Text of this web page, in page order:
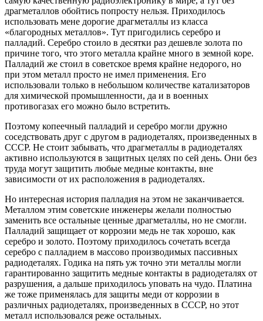
драгметаллов обойтись попросту нельзя. Приходилось
использовать мене дорогие драгметаллы из класса
«благородных металлов». Тут пригодились серебро и
палладий. Серебро стоило в десятки раз дешевле золота по
причине того, что этого металла крайне много в земной коре.
Палладий же стоил в советское время крайне недорого, но
при этом металл просто не имел применения. Его
использовали только в небольшом количестве катализаторов
для химической промышленности, да и в военных
противогазах его можно было встретить.
Поэтому копеечный палладий и серебро могли дружно
соседствовать друг с другом в радиодеталях, произведенных в
СССР. Не стоит забывать, что драгметаллы в радиодеталях
активно используются в защитных целях по сей день. Они без
труда могут защитить любые медные контакты, вне
зависимости от их расположения в радиодеталях.
Но интересная история палладия на этом не заканчивается.
Металлом этим советские инженеры желали полностью
заменить все остальные ценные драгметаллы, но не смогли.
Палладий защищает от коррозии медь не так хорошо, как
серебро и золото. Поэтому приходилось сочетать всегда
серебро с палладием в массово производимых пассивных
радиодеталях. Годика на пять уж точно эти металлы могли
гарантированно защитить медные контакты в радиодеталях от
разрушения, а дальше приходилось уповать на чудо. Платина
же тоже применялась для защиты меди от коррозии в
различных радиодеталях, произведенных в СССР, но этот
металл использовался реже остальных.